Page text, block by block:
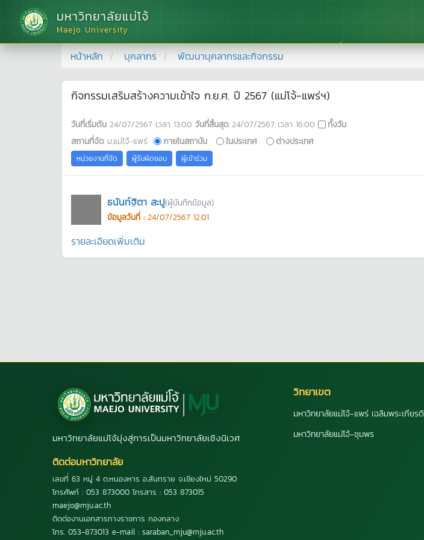
มหาวิทยาลัยแม่โจ้
Maejo University
หน้าหลัก บุคลากร พัฒนาบุคลากรและกิจกรรม
กิจกรรมเสริมสร้างความเข้าใจ ก.ย.ศ. ปี 2567 (แม่โจ้-แพร่ฯ)
วันที่เริ่มต้น 24/07/2567 เวลา 13:00 วันที่สิ้นสุด 24/07/2567 เวลา 16:00
ทั้งวัน
สถานที่จัด ม.แม่โจ้-แพร่ ภายในสถาบัน ในประเทศ ต่างประเทศ
หน่วยงานที่จัด ผู้รับผิดชอบ ผู้เข้าร่วม
ธนันท์ฐิตา สะปู(ผู้บันทึกข้อมูล)
ข้อมูลวันที่ : 24/07/2567 12:01
รายละเอียดเพิ่มเติม
มหาวิทยาลัยแม่โจ้มุ่งสู่การเป็นมหาวิทยาลัยเชิงนิเวศ
ติดต่อมหาวิทยาลัย
เลขที่ 63 หมู่ 4 ต.หนองหาร อ.สันทราย จ.เชียงใหม่ 50290
โทรศัพท์ : 053 873000 โทรสาร : 053 873015
maejo@mju.ac.th
ติดต่องานเอกสารทางราชการ กองกลาง
โทร. 053-873013 e-mail : saraban_mju@mju.ac.th
วิทยาเขต
มหาวิทยาลัยแม่โจ้-แพร่ เฉลิมพระเกียรติ
มหาวิทยาลัยแม่โจ้-ชุมพร